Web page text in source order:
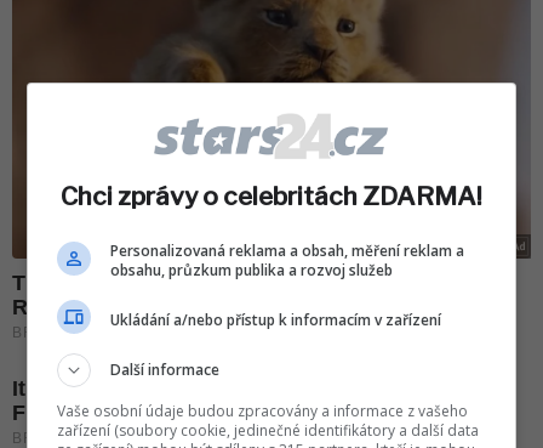
Chci zprávy o celebritách ZDARMA!
Personalizovaná reklama a obsah, měření reklam a
obsahu, průzkum publika a rozvoj služeb
Ukládání a/nebo přístup k informacím v zařízení
Další informace
Vaše osobní údaje budou zpracovány a informace z vašeho
zařízení (soubory cookie, jedinečné identifikátory a další data